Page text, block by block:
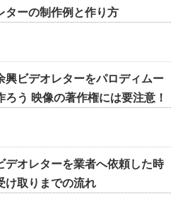
ターの制作例と作り方
興ビデオレターをパロディムー
ろう 映像の著作権には要注意！
デオレターを業者へ依頼した時
け取りまでの流れ